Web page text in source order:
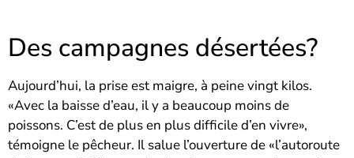
Des campagnes désertées?
Aujourd’hui, la prise est maigre, à peine vingt kilos.
«Avec la baisse d’eau, il y a beaucoup moins de
poissons. C’est de plus en plus difficile d’en vivre»,
témoigne le pêcheur. Il salue l’ouverture de «l’autoroute